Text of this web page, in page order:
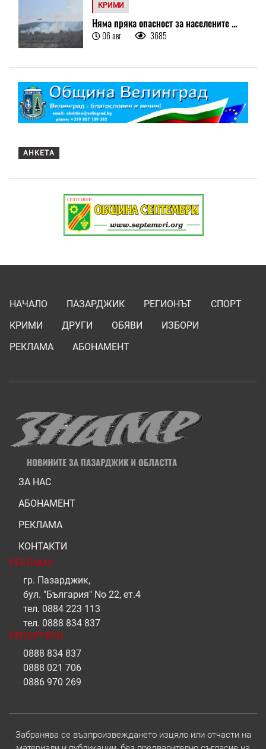
КРИМИ
Няма пряка опасност за населените ...
06 авг 3685
АНКЕТА
НАЧАЛО ПАЗАРДЖИК РЕГИОНЪТ
СПОРТ
КРИМИ
ДРУГИ ОБЯВИ
ИЗБОРИ
РЕКЛАМА
АБОНАМЕНТ
ЗА НАС
АБОНАМЕНТ
РЕКЛАМА
КОНТАКТИ
РЕКЛАМА
гр. Пазарджик,
бул. "България" No 22, ет.4
тел. 0884 223 113
тел. 0888 834 837
РЕПОРТЕРИ
0888 834 837
0888 021 706
0886 970 269
Забранява се възпроизвеждането изцяло или отчасти на